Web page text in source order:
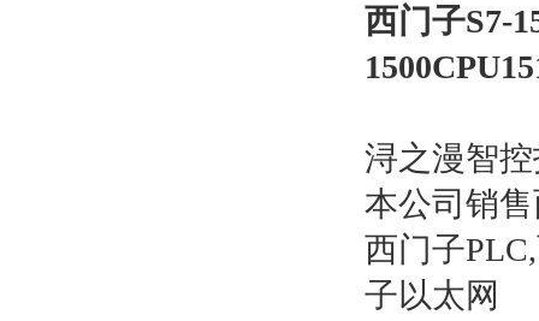
西门子S7-
浔之漫智
本公司销
西门子
子以太网